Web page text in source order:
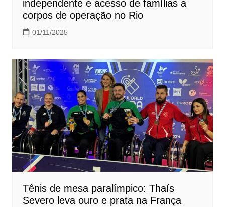
independente e acesso de famílias a
corpos de operação no Rio
01/11/2025
Tênis de mesa paralímpico: Thaís
Severo leva ouro e prata na França